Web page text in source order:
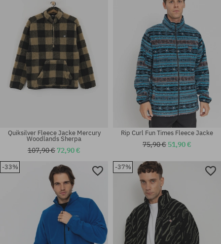
Verfügbare Größen:
Verfügbare Größen:
Quiksilver Fleece Jacke Mercury
Woodlands Sherpa
107,90 € 72,90 €
Rip Curl Fun Times Fleece Jacke
75,90 € 51,90 €
-33% -37%